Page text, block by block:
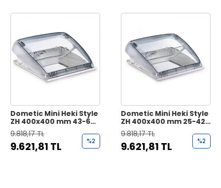
Dometic Mini Heki Style
ZH 400x400 mm 43-60
mm Karavan Tavan
Heki
9.818,17 TL
9.621,81 TL %2
Dometic Mini Heki Style
ZH 400x400 mm 25-42
mm Karavan Tavan
Heki
9.818,17 TL
9.621,81 TL %2